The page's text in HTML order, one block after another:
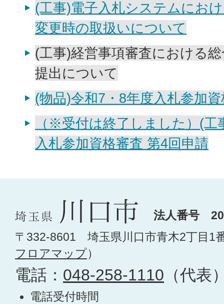
(工事)電子入札システムにお
変更時の取扱いについて
(工事)経営事項審査における
提出について
(物品)令和7・8年度入札参加
（※受付は終了しました）(工
入札参加資格審査 第4回申請
法人番号
〒332-8601 埼玉県川口市青木2丁目1
フロアマップ）
電話： 048-258-1110 （代表
電話受付時間